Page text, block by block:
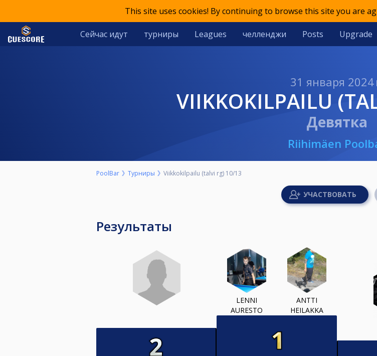
This site uses cookies! By continuing to browse this site you are
Сейчас идут турниры Leagues челленджи Posts Upgrade
31 января 2024
VIIKKOKILPAILU
Девятка
Riihimäen
PoolBar Турниры Viikkokilpailu (talvi rg) 10/13
Результаты
LENNI
AURESTO
ANTTI
HEILAKKA